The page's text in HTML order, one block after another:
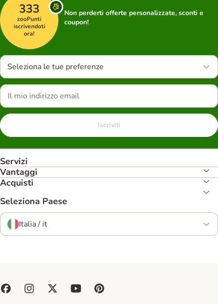
333
zooPunti
iscrivendoti
ora!
Non perderti offerte personalizzate, sconti e
coupon!
Seleziona le tue preferenze
Iscriviti
Servizi
Vantaggi
Acquisti
Seleziona Paese
Italia / it